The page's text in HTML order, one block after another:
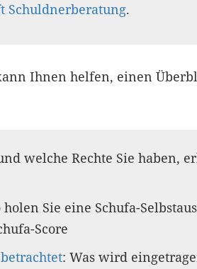
Schuldnerberatung.
Ihnen helfen, einen
welche Rechte Sie haben,
holen Sie eine Schufa-
Score
: Was wird